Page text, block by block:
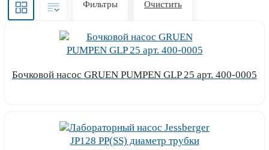
Фильтры Очистить
Бочковой насос GRUEN PUMPEN GLP 25 арт. 400-0005